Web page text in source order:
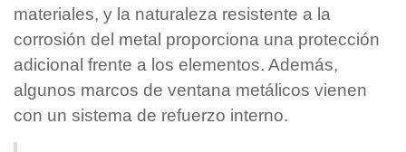
materiales, y la naturaleza resistente a la
corrosión del metal proporciona una protección
adicional frente a los elementos. Además,
algunos marcos de ventana metálicos vienen
con un sistema de refuerzo interno.